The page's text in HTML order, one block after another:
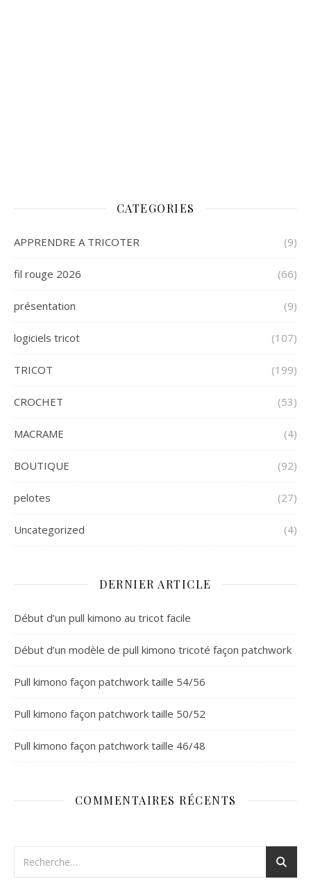
CATEGORIES
APPRENDRE A TRICOTER (9)
fil rouge 2026 (66)
présentation (9)
logiciels tricot (107)
TRICOT (199)
CROCHET (53)
MACRAME (4)
BOUTIQUE (92)
pelotes (27)
Uncategorized (4)
DERNIER ARTICLE
Début d’un pull kimono au tricot facile
Début d’un modèle de pull kimono tricoté façon patchwork
Pull kimono façon patchwork taille 54/56
Pull kimono façon patchwork taille 50/52
Pull kimono façon patchwork taille 46/48
COMMENTAIRES RÉCENTS